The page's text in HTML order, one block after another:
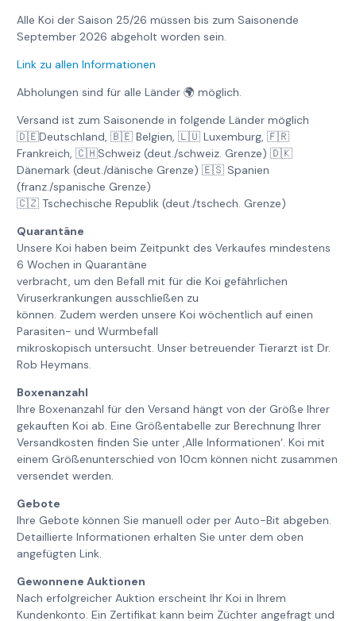
Alle Koi der Saison 25/26 müssen bis zum Saisonende
September 2026 abgeholt worden sein.
Link zu allen Informationen
Abholungen sind für alle Länder 🌍 möglich.
Versand ist zum Saisonende in folgende Länder möglich
🇩🇪Deutschland, 🇧🇪 Belgien, 🇱🇺 Luxemburg, 🇫🇷
Frankreich, 🇨🇭Schweiz (deut./schweiz. Grenze) 🇩🇰
Dänemark (deut./dänische Grenze) 🇪🇸 Spanien
(franz./spanische Grenze)
🇨🇿 Tschechische Republik (deut./tschech. Grenze)
Quarantäne
Unsere Koi haben beim Zeitpunkt des Verkaufes mindestens
6 Wochen in Quarantäne
verbracht, um den Befall mit für die Koi gefährlichen
Viruserkrankungen ausschließen zu
können. Zudem werden unsere Koi wöchentlich auf einen
Parasiten- und Wurmbefall
mikroskopisch untersucht. Unser betreuender Tierarzt ist Dr.
Rob Heymans.
Boxenanzahl
Ihre Boxenanzahl für den Versand hängt von der Größe Ihrer
gekauften Koi ab. Eine Größentabelle zur Berechnung Ihrer
Versandkosten finden Sie unter ‚Alle Informationen‘. Koi mit
einem Größenunterschied von 10cm können nicht zusammen
versendet werden.
Gebote
Ihre Gebote können Sie manuell oder per Auto-Bit abgeben.
Detaillierte Informationen erhalten Sie unter dem oben
angefügten Link.
Gewonnene Auktionen
Nach erfolgreicher Auktion erscheint Ihr Koi in Ihrem
Kundenkonto. Ein Zertifikat kann beim Züchter angefragt und